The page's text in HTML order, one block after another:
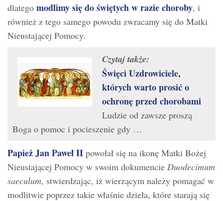
dlatego modlimy się do świętych w razie choroby, i
również z tego samego powodu zwracamy się do Matki
Nieustającej Pomocy.
Czytaj także:
Święci Uzdrowiciele,
których warto prosić o
ochronę przed chorobami
Ludzie od zawsze proszą
Boga o pomoc i pocieszenie gdy …
Papież Jan Paweł II powołał się na ikonę Matki Bożej
Nieustającej Pomocy w swoim dokumencie Duodecimum
saeculum, stwierdzając, iż wierzącym należy pomagać w
modlitwie poprzez takie właśnie dzieła, które starają się